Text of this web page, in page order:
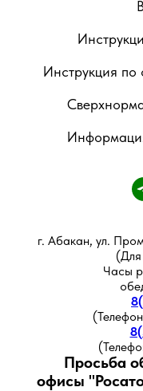
Инструкция по
г. Абакан, ул.
(Для
Часы
Просьба
офисы